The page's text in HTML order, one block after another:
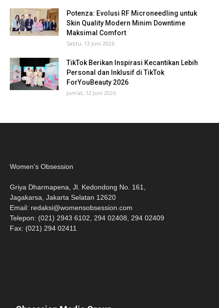
Potenza: Evolusi RF Microneedling untuk
Skin Quality Modern Minim Downtime
Maksimal Comfort
Sabtu, 13 Juni 2026
TikTok Berikan Inspirasi Kecantikan Lebih
Personal dan Inklusif di TikTok
ForYouBeauty 2026
Jum'at, 12 Juni 2026
Women’s Obsession
Griya Dharmapena, Jl. Kedondong No. 161,
Jagakarsa, Jakarta Selatan 12620
Email: redaksi@womensobsession.com
Telepon: (021) 2943 6102, 294 02408, 294 02409
Fax: (021) 294 02411